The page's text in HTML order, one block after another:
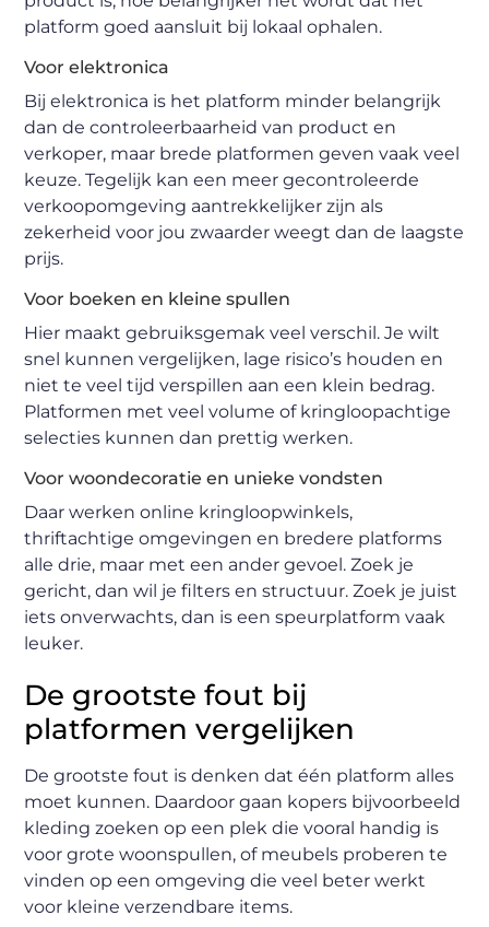
platform goed aansluit bij lokaal ophalen.
Voor elektronica
Bij elektronica is het platform minder belangrijk
dan de controleerbaarheid van product en
verkoper, maar brede platformen geven vaak veel
keuze. Tegelijk kan een meer gecontroleerde
verkoopomgeving aantrekkelijker zijn als
zekerheid voor jou zwaarder weegt dan de laagste
prijs.
Voor boeken en kleine spullen
Hier maakt gebruiksgemak veel verschil. Je wilt
snel kunnen vergelijken, lage risico’s houden en
niet te veel tijd verspillen aan een klein bedrag.
Platformen met veel volume of kringloopachtige
selecties kunnen dan prettig werken.
Voor woondecoratie en unieke vondsten
Daar werken online kringloopwinkels,
thriftachtige omgevingen en bredere platforms
alle drie, maar met een ander gevoel. Zoek je
gericht, dan wil je filters en structuur. Zoek je juist
iets onverwachts, dan is een speurplatform vaak
leuker.
De grootste fout bij
platformen vergelijken
De grootste fout is denken dat één platform alles
moet kunnen. Daardoor gaan kopers bijvoorbeeld
kleding zoeken op een plek die vooral handig is
voor grote woonspullen, of meubels proberen te
vinden op een omgeving die veel beter werkt
voor kleine verzendbare items.